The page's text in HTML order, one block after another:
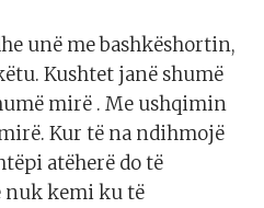
unë me bashkëshortin,
Kushtet janë shumë
mirë . Me ushqimin
Kur të na ndihmojë
atëherë do të
nuk kemi ku të